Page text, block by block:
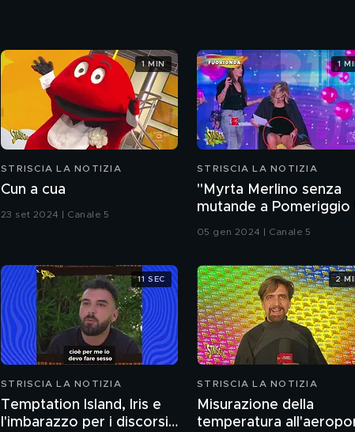
STRISCIA LA NOTIZIA
Cun a cua
23 set 2024 | Canale 5
1 MIN
STRISCIA LA NOTIZIA
"Myrta Merlino senza
mutande a Pomeriggio
Sarà vero? La risposta è
05 gen 2024 | Canale 5
1
STRISCIA LA NOTIZIA
Temptation Island, Iris e
l'imbarazzo per i discorsi
11 SEC
STRISCIA LA NOTIZIA
Misurazione della
temperatura
2